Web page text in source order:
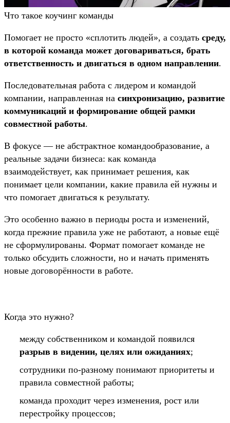
Что такое коучинг команды
Помогает не просто «сплотить людей», а создать среду,
в которой команда может договариваться, брать
ответственность и двигаться в одном направлении.
Последовательная работа с лидером и командой
компании, направленная на синхронизацию, развитие
коммуникаций и формирование общей рамки
совместной работы.
В фокусе — не абстрактное командообразование, а
реальные задачи бизнеса: как команда
взаимодействует, как принимает решения, как
понимает цели компании, какие правила ей нужны и
что помогает двигаться к результату.
Это особенно важно в периоды роста и изменений,
когда прежние правила уже не работают, а новые ещё
не сформулированы. Формат помогает команде не
только обсудить сложности, но и начать применять
новые договорённости в работе.
Когда это нужно?
между собственником и командой появился
разрыв в видении, целях или ожиданиях;
сотрудники по-разному понимают приоритеты и
правила совместной работы;
команда проходит через изменения, рост или
перестройку процессов;